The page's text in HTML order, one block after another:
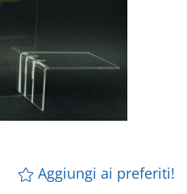
Aggiungi ai preferiti!